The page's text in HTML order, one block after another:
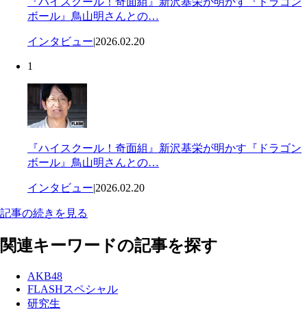
ボール』鳥山明さんとの…
インタビュー|2026.02.20
1
『ハイスクール！奇面組』新沢基栄が明かす『ドラゴン
ボール』鳥山明さんとの…
インタビュー|2026.02.20
記事の続きを見る
関連キーワードの記事を探す
AKB48
FLASHスペシャル
研究生